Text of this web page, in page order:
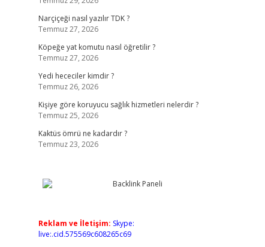
Narçiçeği nasıl yazılır TDK ?
Temmuz 27, 2026
Köpeğe yat komutu nasıl öğretilir ?
Temmuz 27, 2026
Yedi hececiler kimdir ?
Temmuz 26, 2026
Kişiye göre koruyucu sağlık hizmetleri nelerdir ?
Temmuz 25, 2026
Kaktüs ömrü ne kadardır ?
Temmuz 23, 2026
Reklam ve İletişim: Skype:
live:.cid.575569c608265c69